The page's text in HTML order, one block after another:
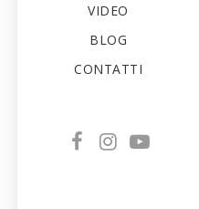
VIDEO
BLOG
CONTATTI